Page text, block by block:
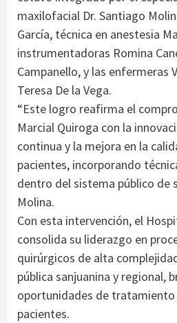
maxilofacial Dr. Santiago
García, técnica en anestesia
instrumentadoras Romina
Campanello, y las enfermeras
Teresa De la Vega.
“Este logro reafirma el
Marcial Quiroga con la
continua y la mejora en la
pacientes, incorporando
dentro del sistema público de
Molina.
Con esta intervención, el
consolida su liderazgo en
quirúrgicos de alta
pública sanjuanina y regional,
oportunidades de tratamiento
pacientes.